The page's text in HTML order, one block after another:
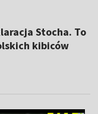
Stocha. To
kibiców